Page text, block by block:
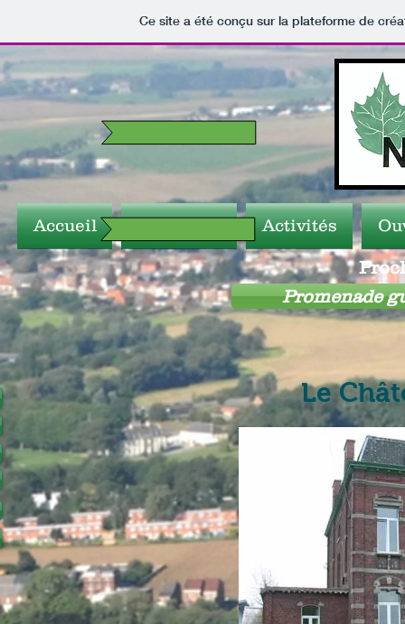
Ce site a été conçu sur la plateforme de
Accueil Activités
Promenade
Le